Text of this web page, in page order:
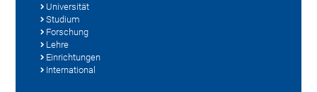
Universität
Studium
Forschung
Lehre
Einrichtungen
International